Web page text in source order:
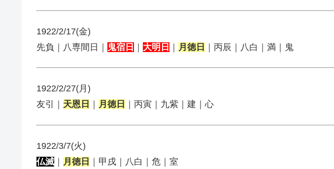
1922/2/17(金)
先負｜八専間日｜ 鬼宿日 ｜ 大明日 ｜ 月徳日 ｜丙辰｜八白｜満｜鬼
1922/2/27(月)
友引｜ 天恩日 月徳日 ｜丙寅｜九紫｜建｜心
1922/3/7(火)
仏滅 ｜ 月徳日 ｜甲戌｜八白｜危｜室